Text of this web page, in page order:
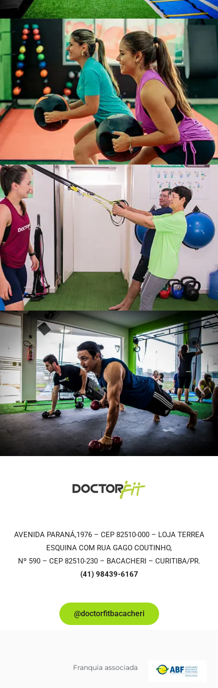
AVENIDA PARANÁ,1976 – CEP 82510-000 – LOJA TERREA
ESQUINA COM RUA GAGO COUTINHO,
Nº 590 – CEP 82510-230 – BACACHERI – CURITIBA/PR.
(41) 98439-6167
@doctorfitbacacheri
Franquia associada